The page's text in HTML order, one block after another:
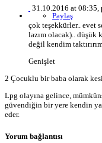
Paylaş
31.10.2016 at 08:35,
çok teşekkürler.. evet
lazım olacak).. düşük
değil kendim
Genişlet
2 Çocuklu bir baba olarak
Lpg olayına gelince,
güvendiğin bir yere kendin
eder.
Yorum bağlantısı